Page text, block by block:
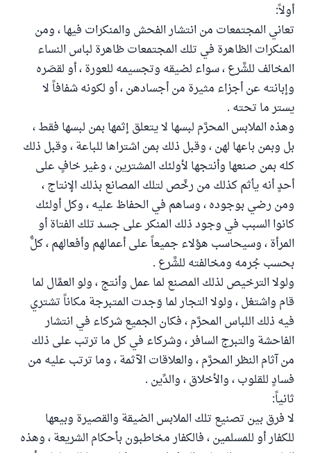
أولاً:
تعاني المجتمعات من انتشار الفحش والمنكرات فيها ، ومن
المنكرات الظاهرة في تلك المجتمعات ظاهرة لباس النساء
المخالف للشَّرع ، سواء لضيقه وتجسيمه للعورة ، أو لقصَره
وإبانته عن أجزاء مثيرة من أجسادهن ، أو لكونه شفافاً لا
يستر ما تحته .
وهذه الملابس المحرَّم لبسها لا يتعلق إثمها بمن لبسها فقط ،
بل وبمن باعها لهن ، وقبل ذلك بمن اشتراها للباعة ، وقبل ذلك
كله بمن صنعها وأنتجها لأولئك المشترين ، وغير خافٍ على
أحدٍ أنه يأثم كذلك من رخَّص لتلك المصانع بذلك الإنتاج ،
ومن رضي بوجوده ، وساهم في الحفاظ عليه ، وكل أولئك
كانوا السبب في وجود ذلك المنكر على جسد تلك الفتاة أو
المرأة ، وسيحاسب هؤلاء جميعاً على أعمالهم وأفعالهم ، كلٌّ
بحسب جُرمه ومخالفته للشَّرع .
ولولا الترخيص لذلك المصنع لما عمل وأنتج ، ولو العمَّال لما
قام واشتغل ، ولولا التجار لما وَجدت المتبرجة مكاناً تشتري
فيه ذلك اللباس المحرَّم ، فكان الجميع شركاء في انتشار
الفاحشة والتبرج السافر ، وشركاء في كل ما ترتب على ذلك
من آثام النظر المحرَّم ، والعلاقات الآثمة ، وما ترتب عليه من
فسادٍ للقلوب ، والأخلاق ، والدِّين .
ثانياً:
لا فرق بين تصنيع تلك الملابس الضيقة والقصيرة وبيعها
للكفار أو للمسلمين ، فالكفار مخاطبون بأحكام الشريعة ، وهذه